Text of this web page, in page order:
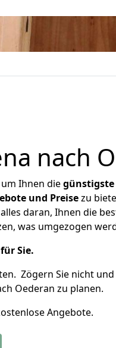
nach
Ihnen diegünstigste
und Preisezu
daran, Ihnen die
was umgezogen
Sie.
Zögern Sie nicht und
Oederan zu planen.
Angebote.